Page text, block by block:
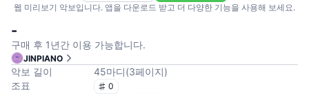
웹 미리보기 악보입니다. 앱을 다운로드 받고 더 다양한 기능을 사용해 보세요.
-
구매 후 1년간 이용 가능합니다.
JINPIANO
악보 길이 45마디(3페이지)
조표
0